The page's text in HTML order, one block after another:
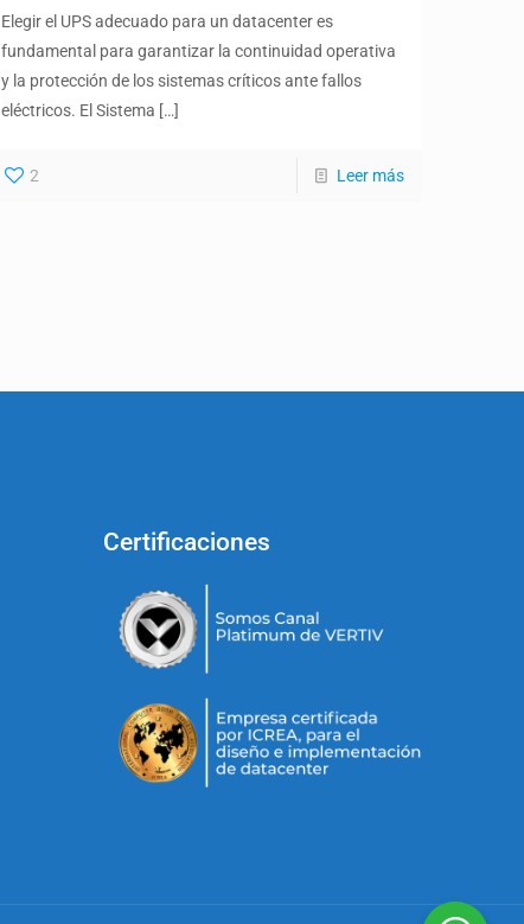
Elegir el UPS adecuado para un datacenter es
fundamental para garantizar la continuidad operativa
y la protección de los sistemas críticos ante fallos
eléctricos. El Sistema […]
2 Leer más
Certificaciones